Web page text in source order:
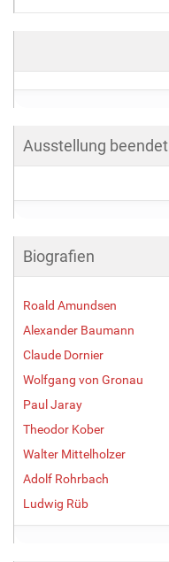
Ausstellung beendet
Biografien
Roald Amundsen
Alexander Baumann
Claude Dornier
Wolfgang von Gronau
Paul Jaray
Theodor Kober
Walter Mittelholzer
Adolf Rohrbach
Ludwig Rüb